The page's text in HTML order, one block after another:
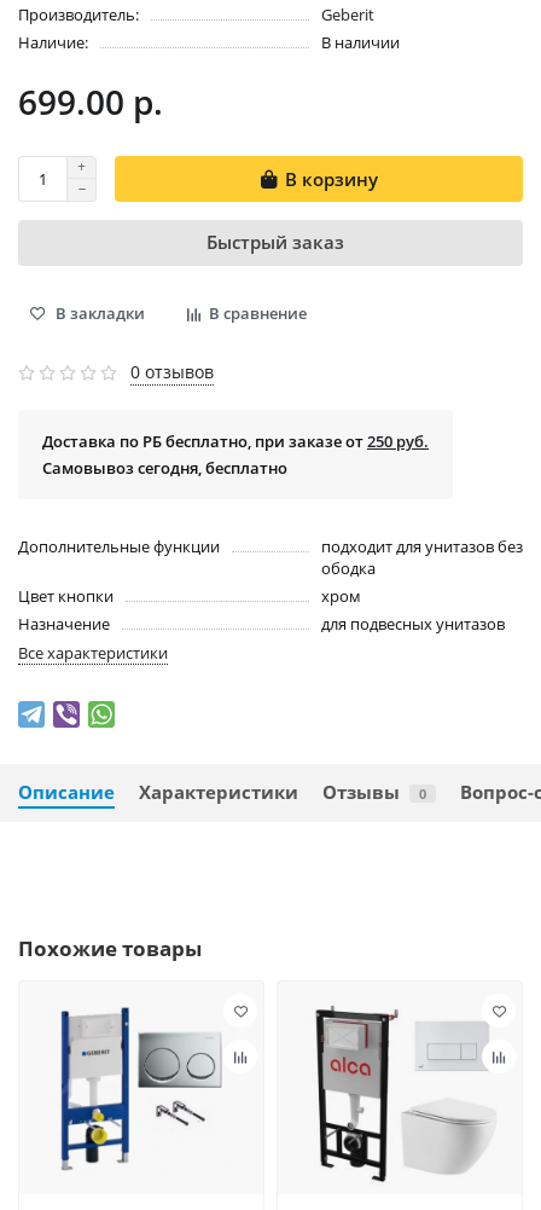
Производитель:
Geberit
Наличие:
В наличии
699.00 р.
В корзину
Быстрый заказ
В закладки В сравнение
0 отзывов
Доставка по РБ бесплатно, при заказе от250 руб.
Самовывоз сегодня, бесплатно
Дополнительные функции
подходит для унитазов без
ободка
Цвет кнопки
хром
Назначение
для подвесных унитазов
Все характеристики
Описание Характеристики Отзывы 0 Вопрос-
Похожие товары